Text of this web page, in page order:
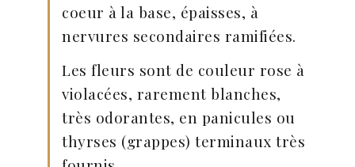
coeur à la base, épaisses, à
nervures secondaires ramifiées.
Les fleurs sont de couleur rose à
violacées, rarement blanches,
très odorantes, en panicules ou
thyrses (grappes) terminaux très